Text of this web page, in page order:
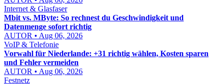
Internet & Glasfaser
Mbit vs. MByte: So rechnest du Geschwindigkeit und
Datenmenge sofort richtig
AUTOR • Aug 06, 2026
VoIP & Telefonie
Vorwahl für Niederlande: +31 richtig wählen, Kosten sparen
und Fehler vermeiden
AUTOR • Aug 06, 2026
Festnetz